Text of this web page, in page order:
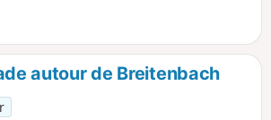
du même nom. Particulièrement
en été, elle devient féerique en
froid, elle se transforme en
de glace.
autour de Breitenbach